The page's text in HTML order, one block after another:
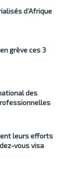
d’Afrique
grève ces 3
des
leurs efforts
vous visa